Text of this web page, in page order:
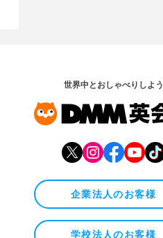
世界中とおしゃべりしよう
企業法人のお客様
学校法人のお客様